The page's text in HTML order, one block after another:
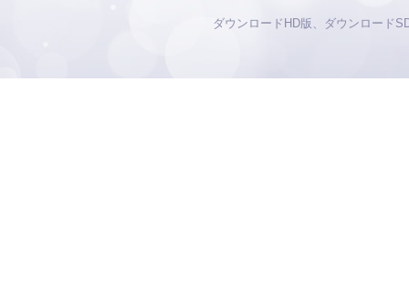
ダウンロードHD版、ダウンロード